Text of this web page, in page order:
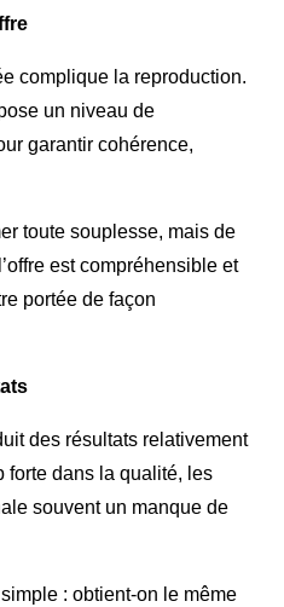
complique la reproduction.
un niveau de
garantir cohérence,
toute souplesse, mais de
est compréhensible et
portée de façon
des résultats relativement
forte dans la qualité, les
souvent un manque de
: obtient-on le même